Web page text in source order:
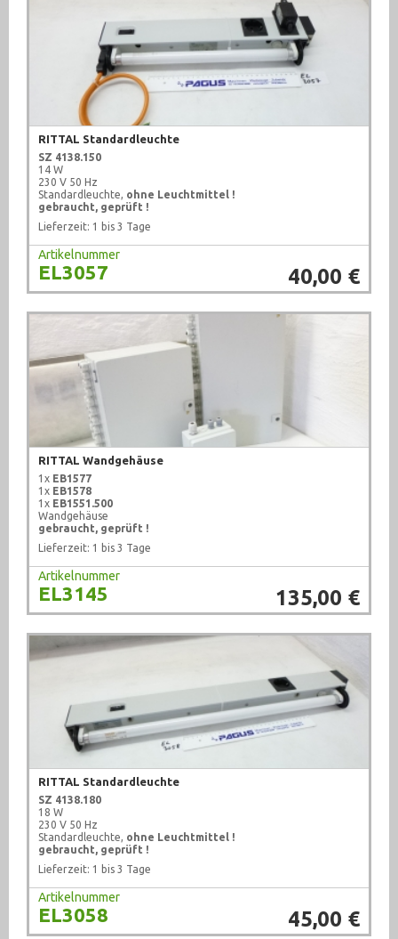
RITTAL Standardleuchte
SZ 4138.150
14 W
230 V 50 Hz
Standardleuchte, ohne Leuchtmittel !
gebraucht, geprüft !
Lieferzeit: 1 bis 3 Tage
Artikelnummer
EL3057 40,00 €
RITTAL Wandgehäuse
1x EB1577
1x EB1578
1x EB1551.500
Wandgehäuse
gebraucht, geprüft !
Lieferzeit: 1 bis 3 Tage
Artikelnummer
EL3145 135,00 €
RITTAL Standardleuchte
SZ 4138.180
18 W
230 V 50 Hz
Standardleuchte, ohne Leuchtmittel !
gebraucht, geprüft !
Lieferzeit: 1 bis 3 Tage
Artikelnummer
EL3058 45,00 €